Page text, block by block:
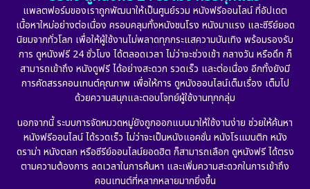
แพลตฟอร์มของเราถูกพัฒนาให้เป็นศูนย์รวม หนังฟรีออนไลน์ ที่อัปเดต
เนื้อหาใหม่อย่างต่อเนื่อง ครอบคลุมทั้งหนังชนโรง หนังมาแรง และซีรีย์ยอด
นิยมจากทั่วโลก เพื่อให้ผู้ใช้งานไม่พลาดทุกกระแสความบันเทิง พร้อมรองรับ
การ ดูหนังฟรี 24 ชั่วโมง ได้ตลอดเวลา ไม่ว่าจะช่วงเช้า กลางวัน หรือดึก ก็
สามารถเข้าถึง หนังดูฟรี ได้อย่างสะดวก รวดเร็ว และต่อเนื่อง อีกทั้งยังมี
การคัดสรรคอนเทนต์คุณภาพ เพื่อให้การ ดูหนังออนไลน์เต็มเรื่อง เต็มไป
ด้วยความสนุกและตอบโจทย์ผู้ใช้งานทุกกลุ่ม
นอกจากนี้ ระบบการจัดหมวดหมู่ยังถูกออกแบบมาให้ใช้งานง่าย ช่วยให้ค้นหา
หนังฟรีออนไลน์ ได้รวดเร็ว ไม่ว่าจะเป็นหนังแอคชั่น หนังโรแมนติก หนัง
ดราม่า หนังตลก หรือซีรีย์ออนไลน์ยอดฮิต ก็สามารถเลือก ดูหนังฟรี ได้ตรง
ตามความต้องการ ลดเวลาในการค้นหา และเพิ่มความสะดวกในการเข้าถึง
คอนเทนต์ที่หลากหลายมากยิ่งขึ้น